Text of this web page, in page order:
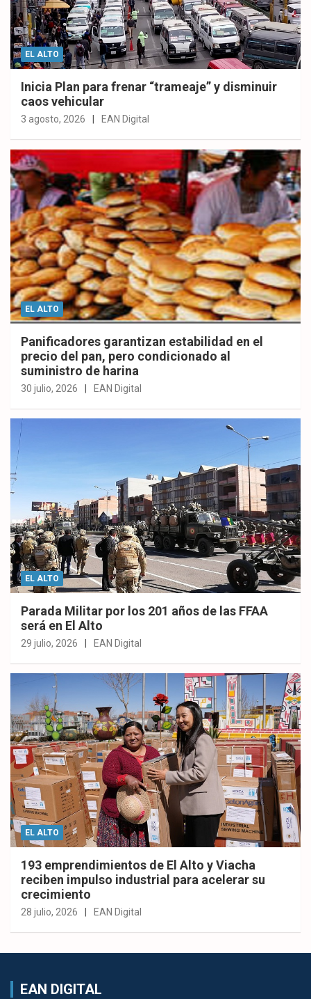
EL ALTO
Inicia Plan para frenar “trameaje” y disminuir
caos vehicular
3 agosto, 2026 EAN Digital
EL ALTO
Panificadores garantizan estabilidad en el
precio del pan, pero condicionado al
suministro de harina
30 julio, 2026 EAN Digital
EL ALTO
Parada Militar por los 201 años de las FFAA
será en El Alto
29 julio, 2026 EAN Digital
EL ALTO
193 emprendimientos de El Alto y Viacha
reciben impulso industrial para acelerar su
crecimiento
28 julio, 2026 EAN Digital
EAN DIGITAL